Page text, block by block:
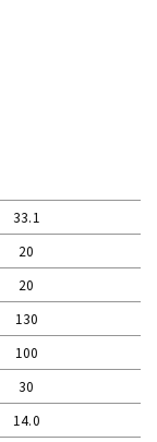
33.1
20
20
130
100
30
14.0